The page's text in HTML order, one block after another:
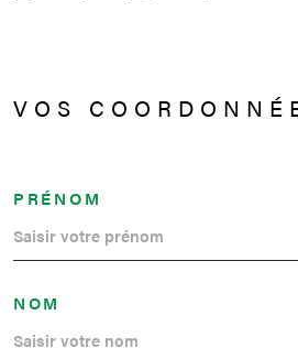
VOS
PRÉNOM
NOM